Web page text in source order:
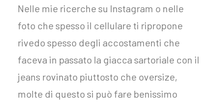
Nelle mie ricerche su Instagram o nelle
foto che spesso il cellulare ti ripropone
rivedo spesso degli accostamenti che
faceva in passato la giacca sartoriale con il
jeans rovinato piuttosto che oversize,
molte di questo si può fare benissimo